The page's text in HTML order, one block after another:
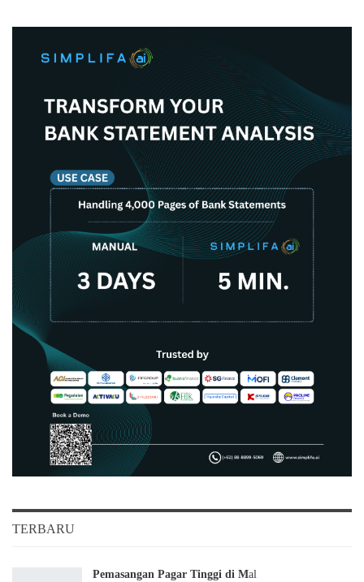
TERBARU
Pemasangan Pagar Tinggi di Mal